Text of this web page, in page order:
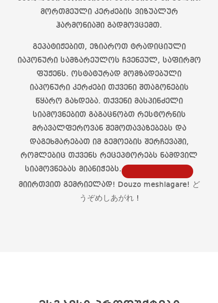
მორთმეული კერძების ვიზუალურ
ჰარმონიაში გადმოვცემთ.
გეპატიჟებით, ეზიაროთ ტრადიციული
იაპონური სამზარეულოს ჩვენეულ, საფირმო
ფუჟენს. ოსტატურად მომზადებული
იაპონური კერძები თქვენი შთაგონების
წყარო გახდება. თქვენი მასპინძელი
სიამოვნებით გაგაცნობთ რესტორნის
მრავალფეროვან შემოთავაზებებს და
დაგეხმარებათ იმ გემოების შერჩევაში,
რომლებიც თქვენს რეცეპტორებს ნამდვილ
სიამოვნებას მიანიჭებს.
მიირთვით გემრიელად! Douzo meshiagare! ど
うぞめしあがれ !